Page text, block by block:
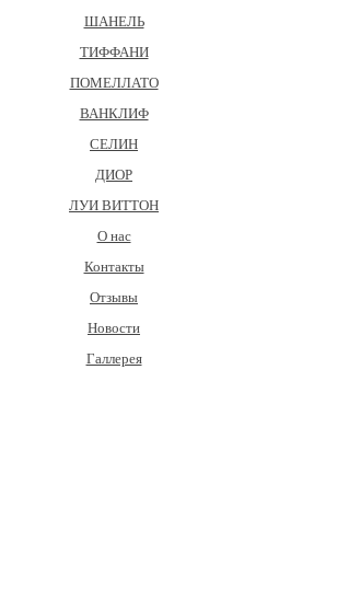
ШАНЕЛЬ
ТИФФАНИ
ПОМЕЛЛАТО
ВАНКЛИФ
СЕЛИН
ДИОР
ЛУИ ВИТТОН
О нас
Контакты
Отзывы
Новости
Галлерея